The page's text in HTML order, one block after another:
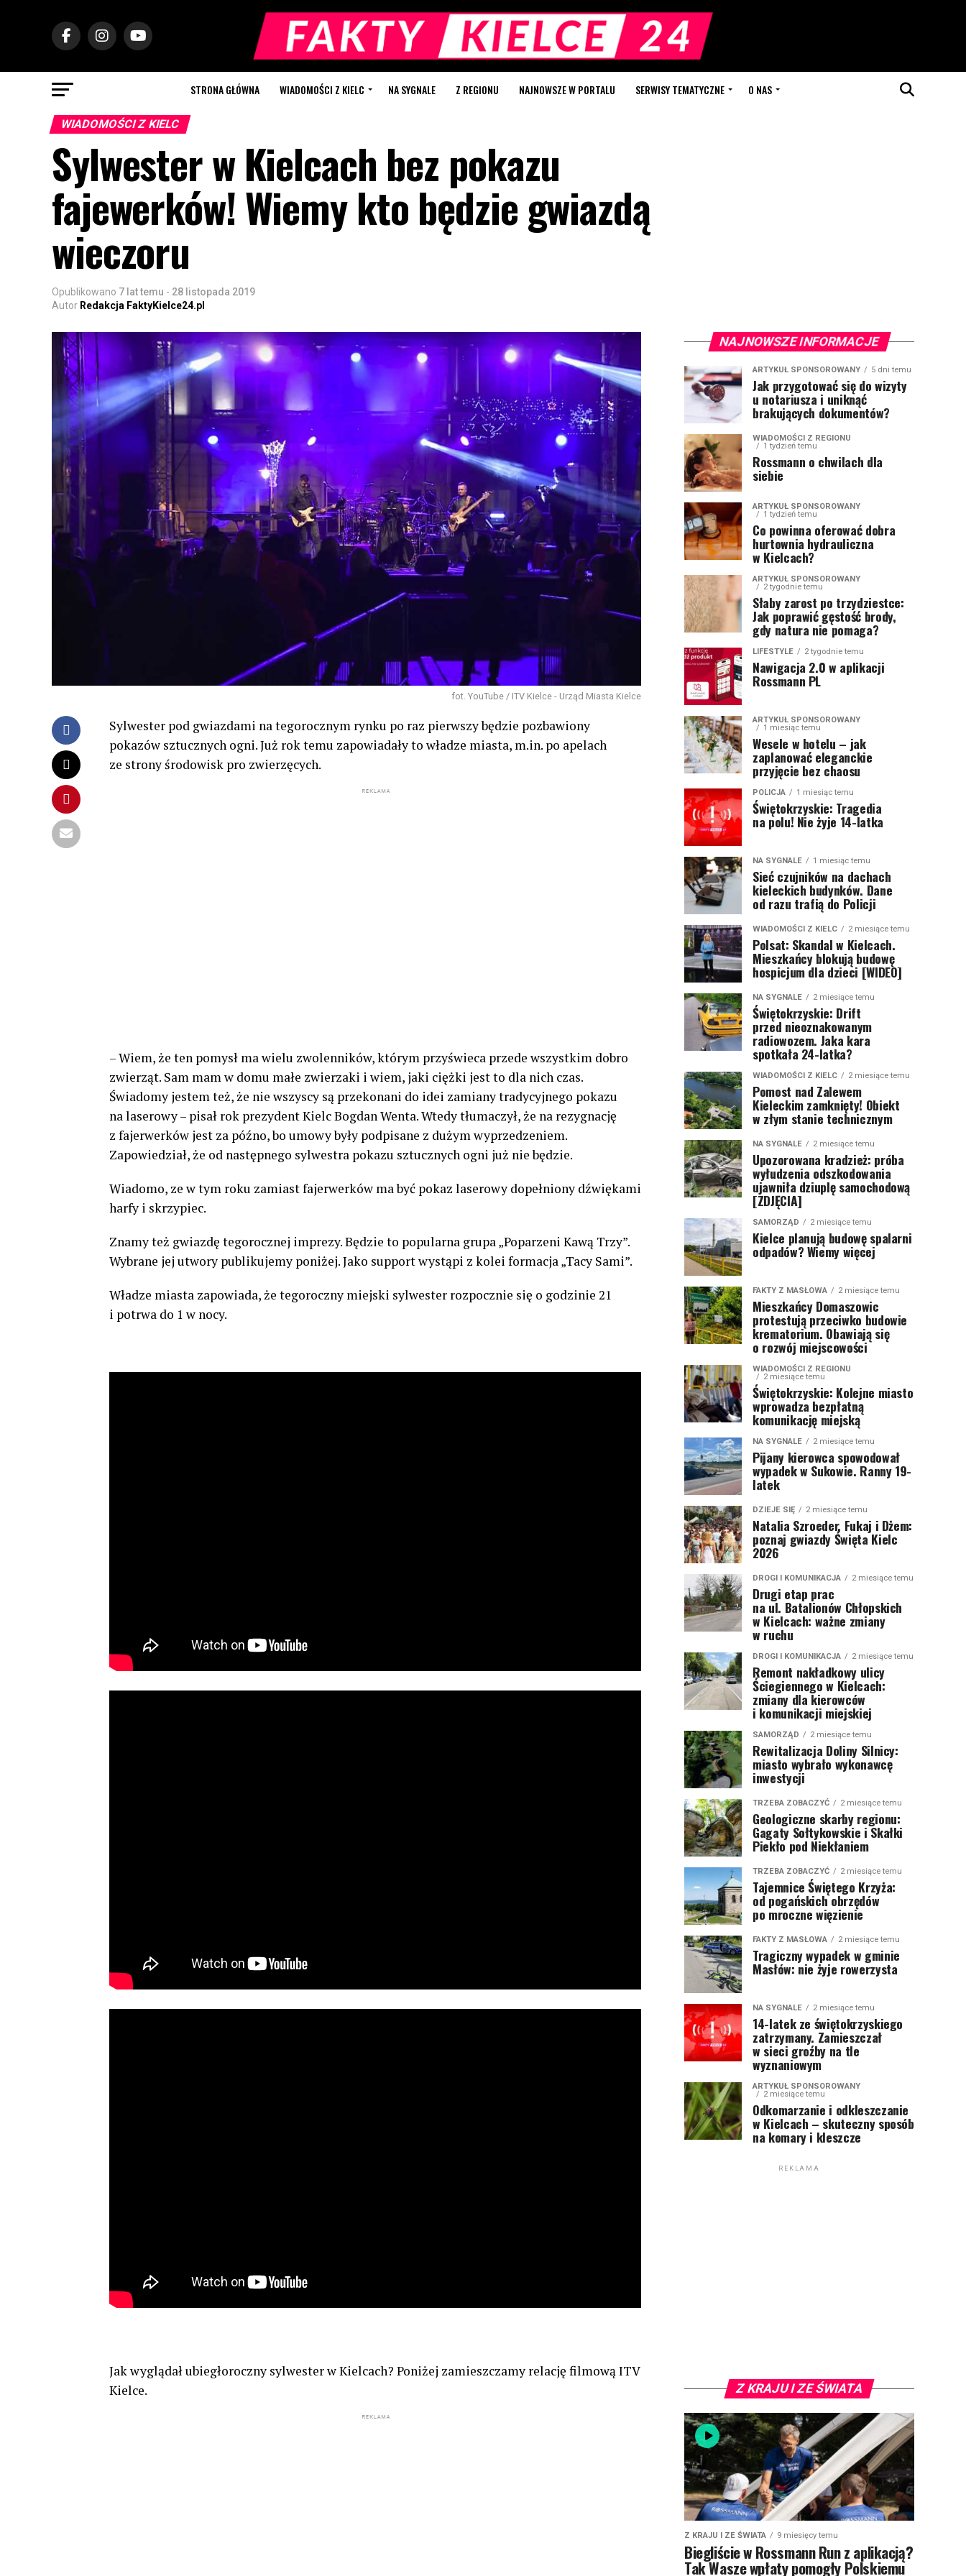
STRONA GŁÓWNA WIADOMOŚCI Z KIELC NA SYGNALE Z REGIONU NAJNOWSZE W PORTALU SERWISY TEMATYCZNE O NAS
WIADOMOŚCI Z KIELC
Sylwester w Kielcach bez pokazu
fajewerków! Wiemy kto będzie gwiazdą
wieczoru
Opublikowano 7 lat temu - 28 listopada 2019
Autor Redakcja FaktyKielce24.pl
fot. YouTube / ITV Kielce - Urząd Miasta Kielce
Sylwester pod gwiazdami na tegorocznym rynku po raz pierwszy będzie pozbawiony
pokazów sztucznych ogni. Już rok temu zapowiadały to władze miasta, m.in. po apelach
ze strony środowisk pro zwierzęcych.
– Wiem, że ten pomysł ma wielu zwolenników, którym przyświeca przede wszystkim dobro
zwierząt. Sam mam w domu małe zwierzaki i wiem, jaki ciężki jest to dla nich czas.
Świadomy jestem też, że nie wszyscy są przekonani do idei zamiany tradycyjnego pokazu
na laserowy – pisał rok prezydent Kielc Bogdan Wenta. Wtedy tłumaczył, że na rezygnację
z fajerwerków jest za późno, bo umowy były podpisane z dużym wyprzedzeniem.
Zapowiedział, że od następnego sylwestra pokazu sztucznych ogni już nie będzie.
Wiadomo, ze w tym roku zamiast fajerwerków ma być pokaz laserowy dopełniony dźwiękami
harfy i skrzypiec.
Znamy też gwiazdę tegorocznej imprezy. Będzie to popularna grupa „Poparzeni Kawą Trzy”.
Wybrane jej utwory publikujemy poniżej. Jako support wystąpi z kolei formacja „Tacy Sami”.
Władze miasta zapowiada, że tegoroczny miejski sylwester rozpocznie się o godzinie 21
i potrwa do 1 w nocy.
Jak wyglądał ubiegłoroczny sylwester w Kielcach? Poniżej zamieszczamy relację filmową ITV
Kielce.
NAJNOWSZE INFORMACJE
ARTYKUŁ SPONSOROWANY 5 dni temu
Jak przygotować się do wizyty
u notariusza i uniknąć
brakujących dokumentów?
WIADOMOŚCI Z REGIONU
1 tydzień temu
Rossmann o chwilach dla
siebie
ARTYKUŁ SPONSOROWANY
1 tydzień temu
Co powinna oferować dobra
hurtownia hydrauliczna
w Kielcach?
ARTYKUŁ SPONSOROWANY
2 tygodnie temu
Słaby zarost po trzydziestce:
Jak poprawić gęstość brody,
gdy natura nie pomaga?
LIFESTYLE 2 tygodnie temu
Nawigacja 2.0 w aplikacji
Rossmann PL
ARTYKUŁ SPONSOROWANY
1 miesiąc temu
Wesele w hotelu – jak
zaplanować eleganckie
przyjęcie bez chaosu
POLICJA 1 miesiąc temu
Świętokrzyskie: Tragedia
na polu! Nie żyje 14-latka
NA SYGNALE 1 miesiąc temu
Sieć czujników na dachach
kieleckich budynków. Dane
od razu trafią do Policji
WIADOMOŚCI Z KIELC 2 miesiące temu
Polsat: Skandal w Kielcach.
Mieszkańcy blokują budowę
hospicjum dla dzieci [WIDEO]
NA SYGNALE 2 miesiące temu
Świętokrzyskie: Drift
przed nieoznakowanym
radiowozem. Jaka kara
spotkała 24-latka?
WIADOMOŚCI Z KIELC 2 miesiące temu
Pomost nad Zalewem
Kieleckim zamknięty! Obiekt
w złym stanie technicznym
NA SYGNALE 2 miesiące temu
Upozorowana kradzież: próba
wyłudzenia odszkodowania
ujawniła dziuplę samochodową
[ZDJĘCIA]
SAMORZĄD 2 miesiące temu
Kielce planują budowę spalarni
odpadów? Wiemy więcej
FAKTY Z MASŁOWA 2 miesiące temu
Mieszkańcy Domaszowic
protestują przeciwko budowie
krematorium. Obawiają się
o rozwój miejscowości
WIADOMOŚCI Z REGIONU
2 miesiące temu
Świętokrzyskie: Kolejne miasto
wprowadza bezpłatną
komunikację miejską
NA SYGNALE 2 miesiące temu
Pijany kierowca spowodował
wypadek w Sukowie. Ranny 19-
latek
DZIEJE SIĘ 2 miesiące temu
Natalia Szroeder, Fukaj i Dżem:
poznaj gwiazdy Święta Kielc
2026
DROGI I KOMUNIKACJA 2 miesiące temu
Drugi etap prac
na ul. Batalionów Chłopskich
w Kielcach: ważne zmiany
w ruchu
DROGI I KOMUNIKACJA 2 miesiące temu
Remont nakładkowy ulicy
Ściegiennego w Kielcach:
zmiany dla kierowców
i komunikacji miejskiej
SAMORZĄD 2 miesiące temu
Rewitalizacja Doliny Silnicy:
miasto wybrało wykonawcę
inwestycji
TRZEBA ZOBACZYĆ 2 miesiące temu
Geologiczne skarby regionu:
Gagaty Sołtykowskie i Skałki
Piekło pod Niekłaniem
TRZEBA ZOBACZYĆ 2 miesiące temu
Tajemnice Świętego Krzyża:
od pogańskich obrzędów
po mroczne więzienie
FAKTY Z MASŁOWA 2 miesiące temu
Tragiczny wypadek w gminie
Masłów: nie żyje rowerzysta
NA SYGNALE 2 miesiące temu
14-latek ze świętokrzyskiego
zatrzymany. Zamieszczał
w sieci groźby na tle
wyznaniowym
ARTYKUŁ SPONSOROWANY
2 miesiące temu
Odkomarzanie i odkleszczanie
w Kielcach – skuteczny sposób
na komary i kleszcze
REKLAMA
Z KRAJU I ZE ŚWIATA
Z KRAJU I ZE ŚWIATA 9 miesięcy temu
Biegliście w Rossmann Run z aplikacją?
Tak Wasze wpłaty pomogły Polskiemu